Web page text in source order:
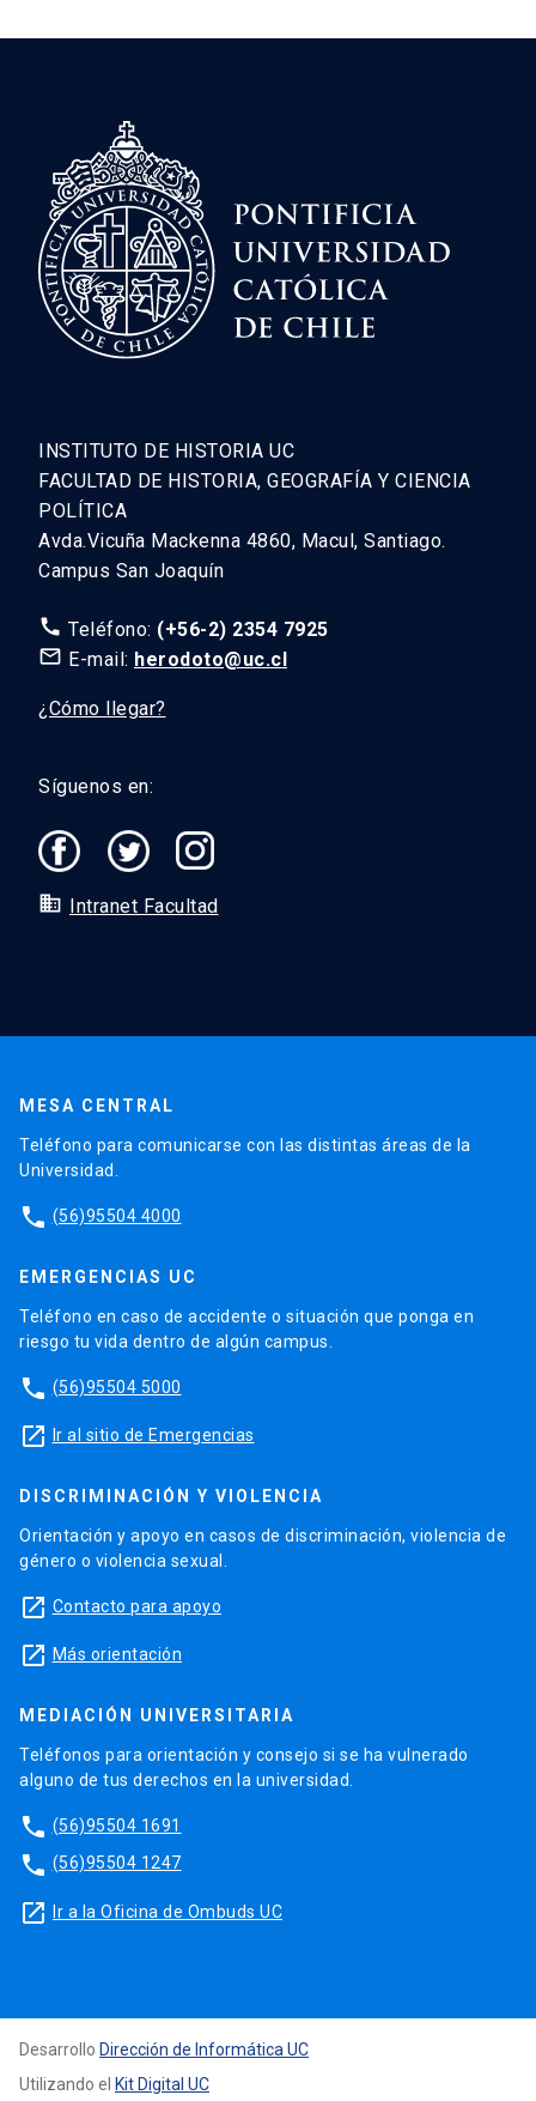
INSTITUTO DE HISTORIA UC
FACULTAD DE HISTORIA, GEOGRAFÍA Y CIENCIA
POLÍTICA
Avda.Vicuña Mackenna 4860, Macul, Santiago.
Campus San Joaquín
call Teléfono: (+56-2) 2354 7925
mail_outline E-mail: herodoto@uc.cl
¿Cómo llegar?
Síguenos en:
domain Intranet Facultad
MESA CENTRAL
Teléfono para comunicarse con las distintas áreas de la
Universidad.
phone (56)95504 4000
EMERGENCIAS UC
Teléfono en caso de accidente o situación que ponga en
riesgo tu vida dentro de algún campus.
phone (56)95504 5000
launch Ir al sitio de Emergencias
DISCRIMINACIÓN Y VIOLENCIA
Orientación y apoyo en casos de discriminación, violencia de
género o violencia sexual.
launch Contacto para apoyo
launch Más orientación
MEDIACIÓN UNIVERSITARIA
Teléfonos para orientación y consejo si se ha vulnerado
alguno de tus derechos en la universidad.
phone (56)95504 1691
phone (56)95504 1247
launch Ir a la Oficina de Ombuds UC
Desarrollo Dirección de Informática UC
Utilizando el Kit Digital UC